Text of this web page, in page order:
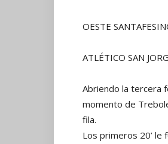
OESTE
ATLÉTICO SAN
Abriendo la tercera
momento de
fila.
Los primeros 20’ le